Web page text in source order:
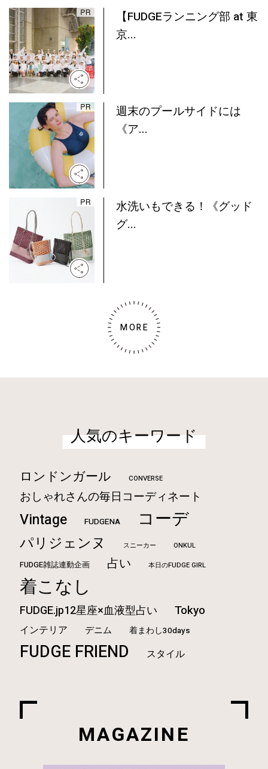
【FUDGEランニング部 at 東
京...
週末のプールサイドには
《ア...
水洗いもできる！《グッド
グ...
MORE
人気のキーワード
ロンドンガール CONVERSE
おしゃれさんの毎日コーディネート
Vintage FUDGENA コーデ
パリジェンヌ スニーカー ONKUL
FUDGE雑誌連動企画 占い 本日のFUDGE GIRL
着こなし
FUDGE.jp12星座×血液型占い Tokyo
インテリア デニム 着まわし30days
FUDGE FRIEND スタイル
MAGAZINE